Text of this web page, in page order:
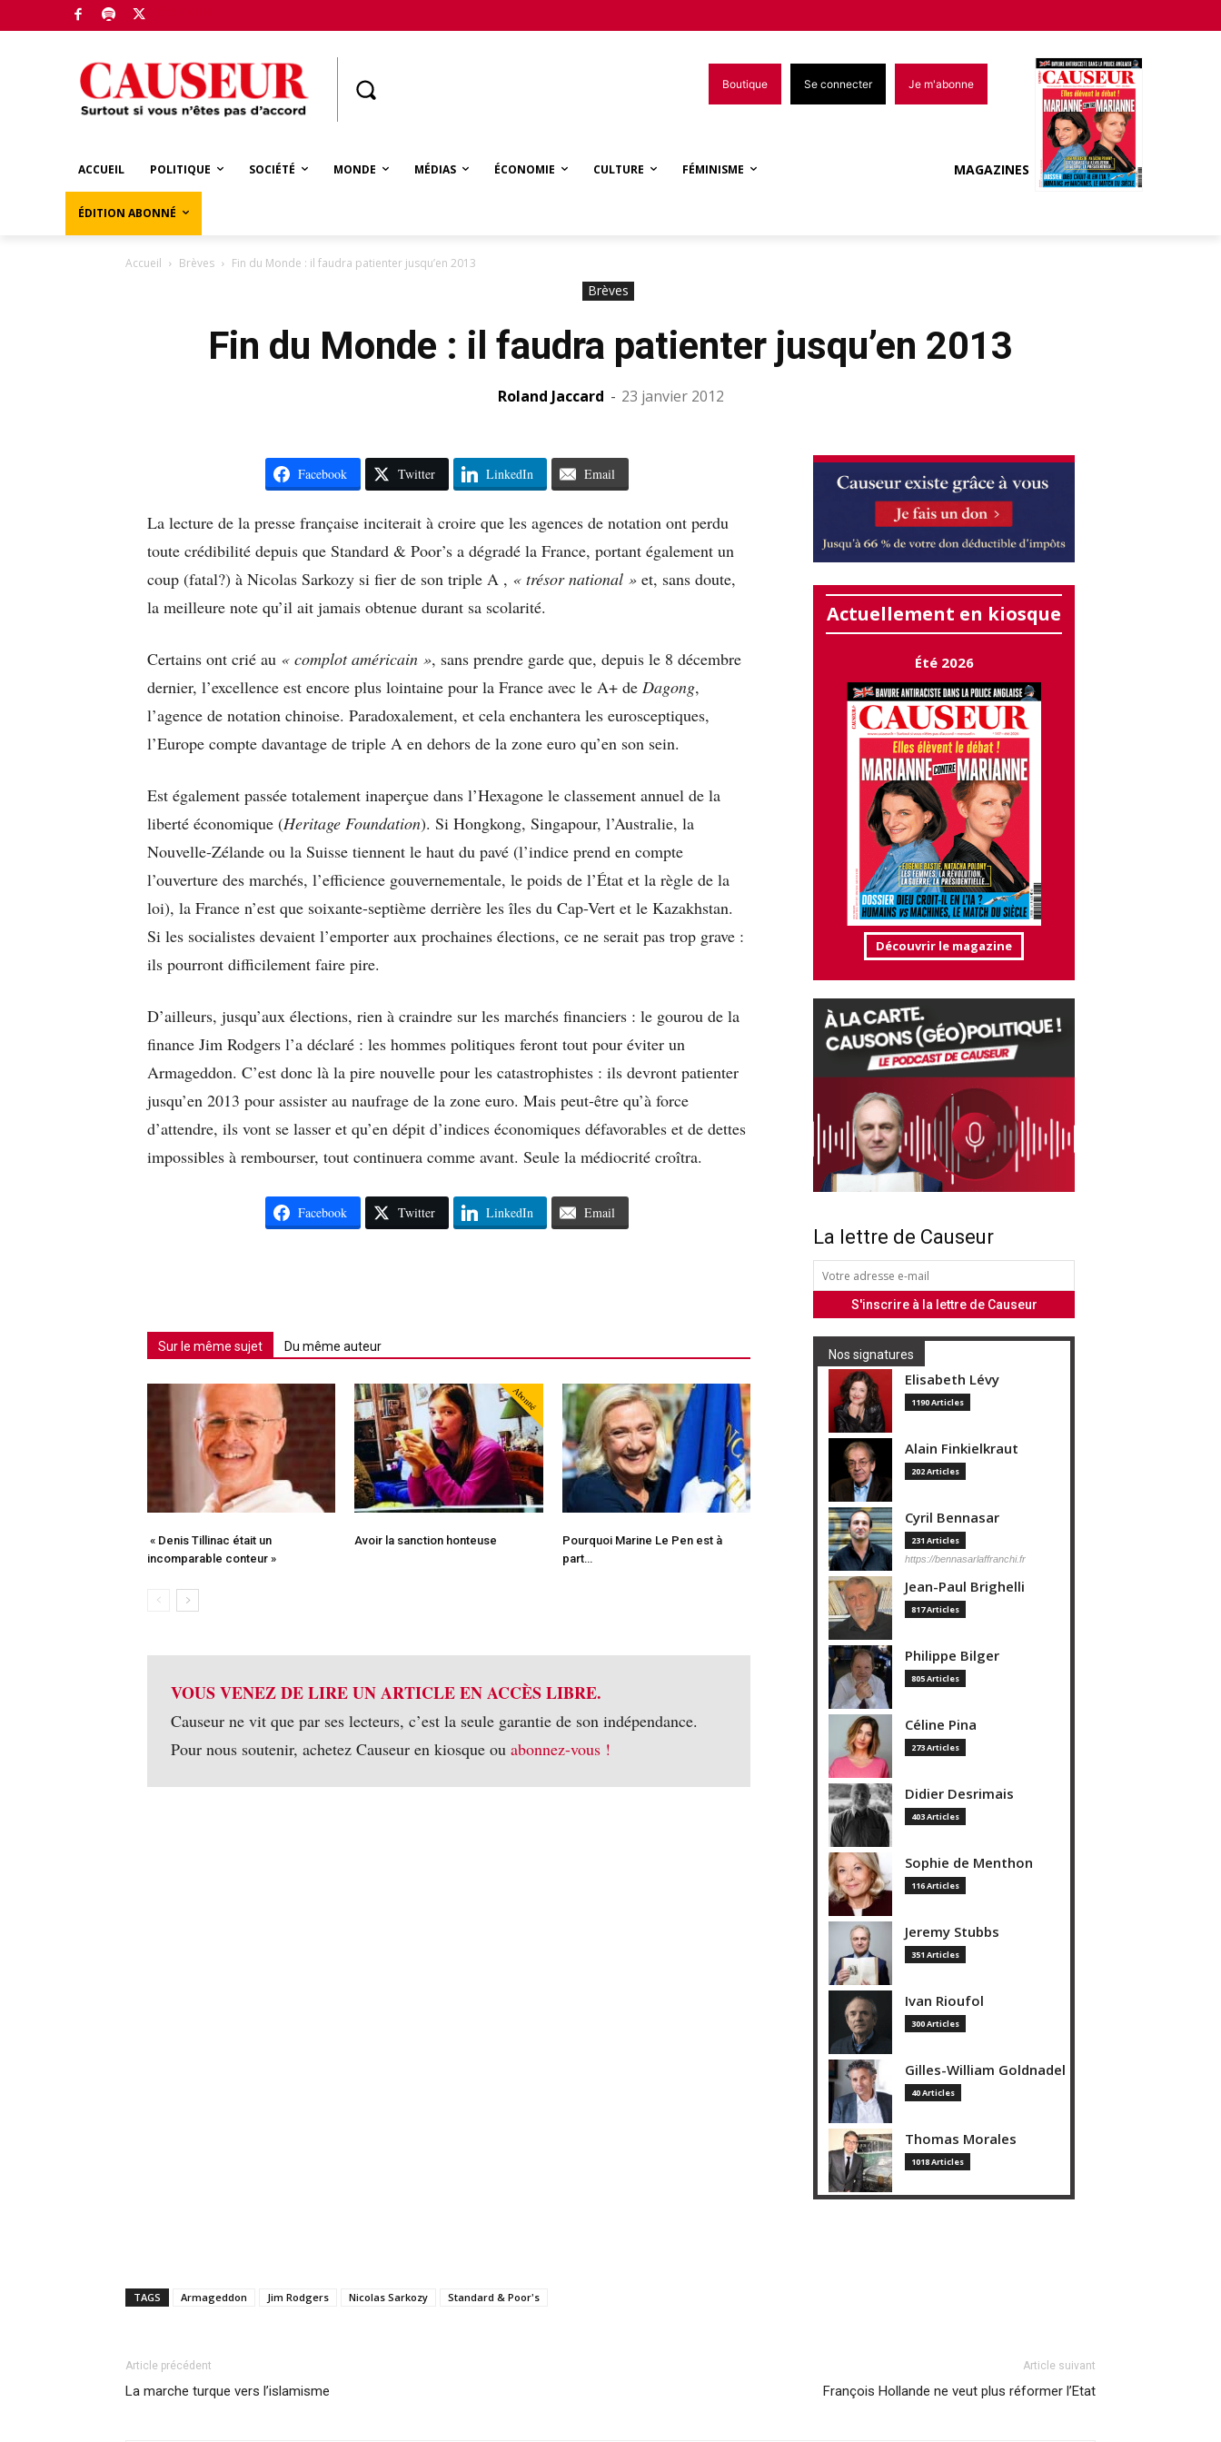
Boutique Se connecter Je m'abonne
ACCUEIL POLITIQUE SOCIÉTÉ MONDE MÉDIAS ÉCONOMIE CULTURE FÉMINISME
ÉDITION ABONNÉ
MAGAZINES
Accueil Brèves Fin du Monde : il faudra patienter jusqu’en 2013
Brèves
Fin du Monde : il faudra patienter jusqu’en 2013
Roland Jaccard - 23 janvier 2012
Facebook Twitter LinkedIn Email
La lecture de la presse française inciterait à croire que les agences de notation ont perdu
toute crédibilité depuis que Standard & Poor’s a dégradé la France, portant également un
coup (fatal?) à Nicolas Sarkozy si fier de son triple A , « trésor national » et, sans doute,
la meilleure note qu’il ait jamais obtenue durant sa scolarité.
Certains ont crié au « complot américain », sans prendre garde que, depuis le 8 décembre
dernier, l’excellence est encore plus lointaine pour la France avec le A+ de Dagong,
l’agence de notation chinoise. Paradoxalement, et cela enchantera les eurosceptiques,
l’Europe compte davantage de triple A en dehors de la zone euro qu’en son sein.
Est également passée totalement inaperçue dans l’Hexagone le classement annuel de la
liberté économique (Heritage Foundation). Si Hongkong, Singapour, l’Australie, la
Nouvelle-Zélande ou la Suisse tiennent le haut du pavé (l’indice prend en compte
l’ouverture des marchés, l’efficience gouvernementale, le poids de l’État et la règle de la
loi), la France n’est que soixante-septième derrière les îles du Cap-Vert et le Kazakhstan.
Si les socialistes devaient l’emporter aux prochaines élections, ce ne serait pas trop grave :
ils pourront difficilement faire pire.
D’ailleurs, jusqu’aux élections, rien à craindre sur les marchés financiers : le gourou de la
finance Jim Rodgers l’a déclaré : les hommes politiques feront tout pour éviter un
Armageddon. C’est donc là la pire nouvelle pour les catastrophistes : ils devront patienter
jusqu’en 2013 pour assister au naufrage de la zone euro. Mais peut-être qu’à force
d’attendre, ils vont se lasser et qu’en dépit d’indices économiques défavorables et de dettes
impossibles à rembourser, tout continuera comme avant. Seule la médiocrité croîtra.
Facebook Twitter LinkedIn Email
Sur le même sujet Du même auteur
« Denis Tillinac était un
incomparable conteur »
Abonné
Avoir la sanction honteuse
Pourquoi Marine Le Pen est à
part…
VOUS VENEZ DE LIRE UN ARTICLE EN ACCÈS LIBRE.
Causeur ne vit que par ses lecteurs, c’est la seule garantie de son indépendance.
Pour nous soutenir, achetez Causeur en kiosque ou abonnez-vous !
Actuellement en kiosque
Été 2026
Découvrir le magazine
La lettre de Causeur
Nos signatures
Elisabeth Lévy
1190 Articles
Alain Finkielkraut
202 Articles
Cyril Bennasar
231 Articles
https://bennasarlaffranchi.fr
Jean-Paul Brighelli
817 Articles
Philippe Bilger
805 Articles
Céline Pina
273 Articles
Didier Desrimais
403 Articles
Sophie de Menthon
116 Articles
Jeremy Stubbs
351 Articles
Ivan Rioufol
300 Articles
Gilles-William Goldnadel
40 Articles
Thomas Morales
1018 Articles
TAGS Armageddon Jim Rodgers Nicolas Sarkozy Standard & Poor's
Article précédent
La marche turque vers l’islamisme
Article suivant
François Hollande ne veut plus réformer l’Etat